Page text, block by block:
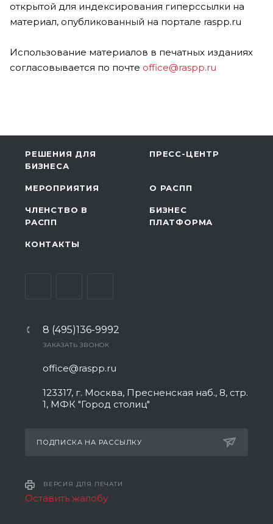
открытой для индексирования гиперссылки на
материал, опубликованный на портале raspp.ru
Использование материалов в печатных изданиях
согласовывается по почте office@raspp.ru
РЕШЕНИЯ ДЛЯ
БИЗНЕСА
ПРЕСС-ЦЕНТР
МЕРОПРИЯТИЯ О РАСПП
ЧЛЕНСТВО В
РАСПП
БИЗНЕС
ПЛАТФОРМА
КОНТАКТЫ
8 (495)136-9992
ЗАКАЗАТЬ ЗВОНОК
office@raspp.ru
123317, г. Москва, Пресненская наб., 8, стр.
1, МФК "Город столиц"
ПОДПИСКА НА РАССЫЛКУ
ВЕРСИЯ ДЛЯ ПЕЧАТИ
Оставить жалобу